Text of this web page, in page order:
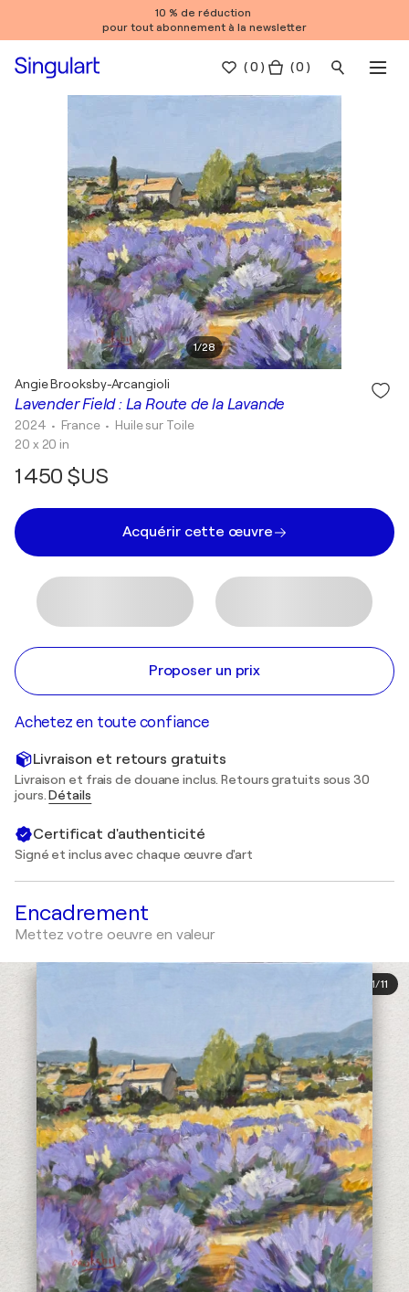
10 % de réduction
pour tout abonnement à la newsletter
(0 ) ( 0 )
1/28
Lavender Field : La Route de la Lavande
Angie Brooksby-Arcangioli
2024 • France • Huile sur Toile
20 x 20 in
1 450 $US
Acquérir cette œuvre
Proposer un prix
Achetez en toute confiance
Livraison et retours gratuits
Livraison et frais de douane inclus. Retours gratuits sous 30
jours.Détails
Certificat d'authenticité
Signé et inclus avec chaque œuvre d'art
Encadrement
Mettez votre oeuvre en valeur
1/11